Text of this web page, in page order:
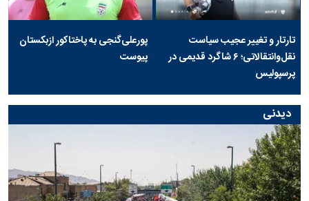
تارتار و تغییر عجیب سیاست
نقل‌وانتقالاتی؛ ۶ شاگرد قدیمی در
پرسپولیس
پورعلی‌گنجی به پاختاکور ازبکستان
پیوست
دیدنی